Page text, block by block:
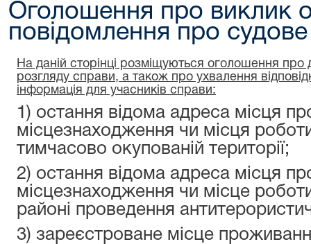
Оголошення про виклик
повідомлення про
На даній сторінці розміщуються оголошення про
розгляду справи, а також про ухвалення
інформація для учасників справи:
1) остання відома адреса місця
місцезнаходження чи місця
тимчасово окупованій території;
2) остання відома адреса місця
місцезнаходження чи місце
районі проведення
3) зареєстроване місце